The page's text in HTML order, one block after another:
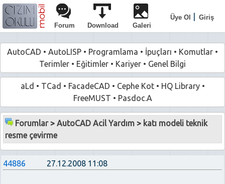
Üye Ol
Giriş
Forum
Download Galeri
AutoCAD • AutoLISP • Programlama • İpuçları • Komutlar •
Terimler • Eğitimler • Kariyer • Genel Bilgi
aLd • TCad • FacadeCAD • Cephe Kot• HQ Library•
FreeMUST • Pasdoc.A
Forumlar>AutoCAD Acil Yardım > katı modeli teknik
resme çevirme
44886 27.12.2008 11:08